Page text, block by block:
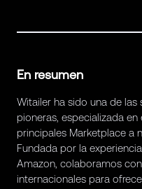
En resumen
Witailer ha sido una de
pioneras, especializada
principales Marketplace a
Fundada por la
Amazon, colaboramos
internacionales para